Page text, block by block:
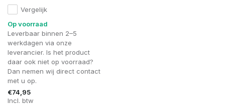
Vergelijk
Op voorraad
Leverbaar binnen 2–5
werkdagen via onze
leverancier. Is het product
daar ook niet op voorraad?
Dan nemen wij direct contact
met u op.
€74,95
Incl. btw